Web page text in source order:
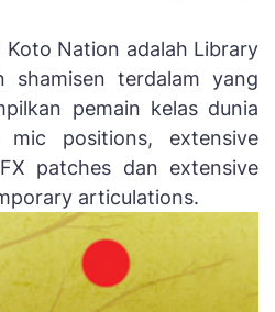
Nation adalah Library
terdalam yang
pemain kelas dunia
positions, extensive
patches dan extensive
articulations.